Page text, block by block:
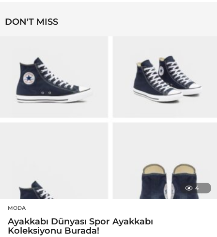
DON'T MISS
4
MODA
Ayakkabı Dünyası Spor Ayakkabı
Koleksiyonu Burada!